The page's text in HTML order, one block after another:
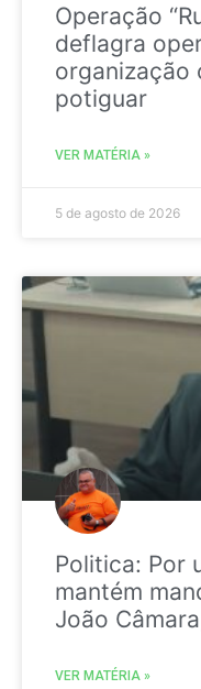
Operação
deflagra
organização
potiguar
VER MATÉRIA »
5 de agosto de 2026
Politica: Por
mantém
João
VER MATÉRIA »